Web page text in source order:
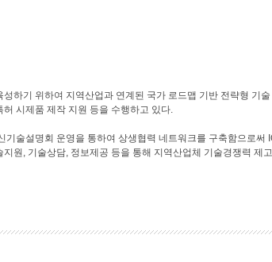
성하기 위하여 지역산업과 연계된 국가 로드맵 기반 전략형 기
허 시제품 제작 지원 등을 수행하고 있다.
기술설명회 운영을 통하여 상생협력 네트워크를 구축함으로
지원, 기술상담, 정보제공 등을 통해 지역산업체 기술경쟁력 제